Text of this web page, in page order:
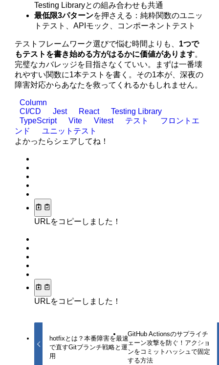
Testing Libraryとの組み合わせも共通
最低限3パターンを押さえる：純粋関数のユニッ
トテスト、APIモック、コンポーネントテスト
テストフレームワーク選びで悩む時間よりも、 1つで
もテストを書き始める方がはるかに価値があります。
完璧なカバレッジを目指さなくていい。まずは一番壊
れやすい関数に1本テストを書く。その1本が、深夜の
障害対応からあなたを救ってくれるかもしれません。
Column
CI/CD
Jest React
Testing Library
TypeScript
Vite Vitest テスト
フロントエ
ンド
ユニットテスト
よかったらシェアしてね！
URLをコピーしました！
URLをコピーしました！
hotfixとは？本番障害を最速
で直すGitブランチ戦略と運
用
GitHub Actionsのサプライチ
ェーン攻撃を防ぐ！アクショ
ンをコミットハッシュで固定
する方法